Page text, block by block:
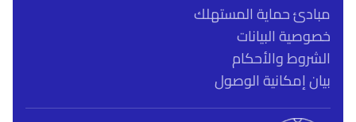
مبادئ حماية المستهلك
خصوصية البيانات
الشروط والأحكام
بيان إمكانية الوصول